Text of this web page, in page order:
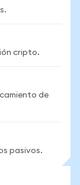
cripto.
de
pasivos.